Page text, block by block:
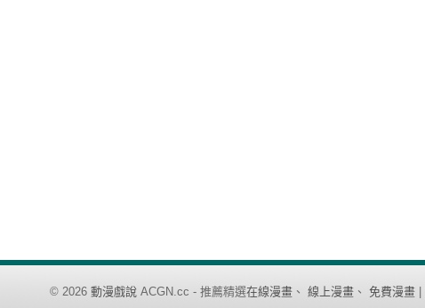
© 2026 動漫戲說 ACGN.cc - 推薦精選在線漫畫 、 線上漫畫 、 免費漫畫